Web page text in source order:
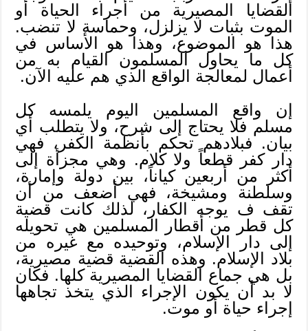
القضايا المصيرية من أجراء الحياة أو
الموت بثبات لا يزلزل، وحماسة لا تنضب.
هذا هو الموضوع، وهذا هو الأساس في
كل ما يحاول المسلمون القيام به من
أعمال لمعالجة الواقع الذي هم عليه الآن.
إن واقع المسلمين اليوم يلمسه كل
مسلم فلا يحتاج إلى شرح، ولا يتطلب أي
بيان. فبلادهم تحكم بأنظمة الكفر، فهي
دار كفر قطعاً ولا كلام. وهي مجزأة إلى
أكثر من أربعين كياناً، بين دولة وإمارة،
وسلطنة ومشيخة، فهي أضعف من أن
تقف ف يوجه الكفار، لذلك كانت قضية
كل قطر من أقطار المسلمين هي تحويله
إلى دار الإسلام، وتوحيده مع غيره من
بلاد الإسلام. وهذه القضية قضية مصيرية،
بل هي جماع القضايا المصيرية كلها. فكان
لا بد أن يكون الإجراء الذي يتخذ تجاهها
إجراء حياة أو موت.